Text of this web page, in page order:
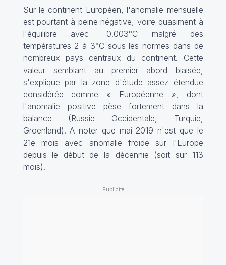
Sur le continent Européen, l'anomalie mensuelle
est pourtant à peine négative, voire quasiment à
l'équilibre avec -0.003°C malgré des
températures 2 à 3°C sous les normes dans de
nombreux pays centraux du continent. Cette
valeur semblant au premier abord biaisée,
s'explique par la zone d'étude assez étendue
considérée comme « Européenne », dont
l'anomalie positive pèse fortement dans la
balance (Russie Occidentale, Turquie,
Groenland). A noter que mai 2019 n'est que le
21e mois avec anomalie froide sur l'Europe
depuis le début de la décennie (soit sur 113
mois).